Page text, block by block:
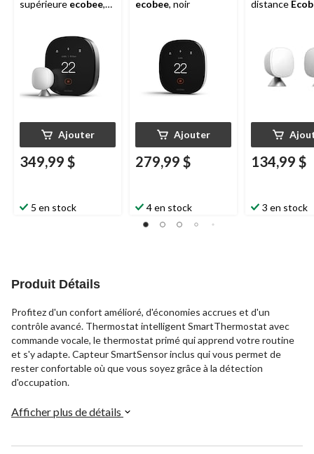
supérieure ecobee,
Ajouter
349,99 $
5 en stock
ecobee, noir
Ajouter
279,99 $
4 en stock
distance
134,99 $
3 en stock
Produit Détails
Profitez d'un confort amélioré, d'économies accrues et d'un
contrôle avancé. Thermostat intelligent SmartThermostat avec
commande vocale, le thermostat primé qui apprend votre routine
et s'y adapte. Capteur SmartSensor inclus qui vous permet de
rester confortable où que vous soyez grâce à la détection
d'occupation.
Afficher plus de détails